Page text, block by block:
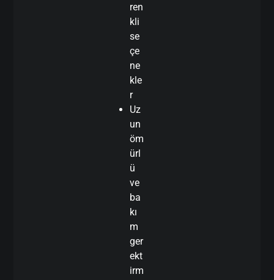
ren
kli
se
çe
ne
kle
r
Uz
un
öm
ürl
ü
ve
ba
kı
m
ger
ekt
irm